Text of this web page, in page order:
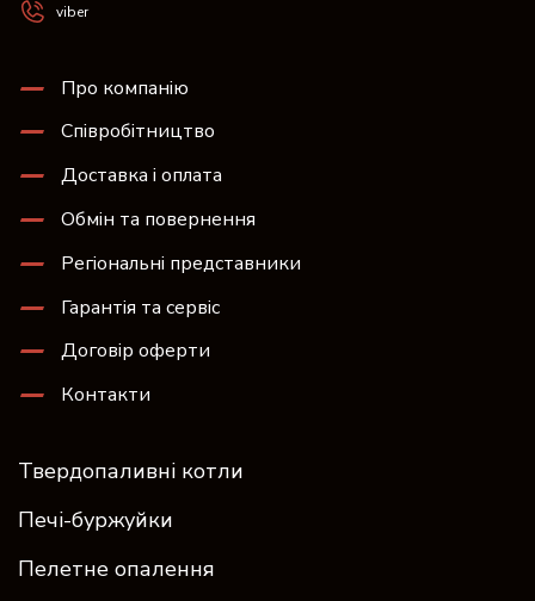
viber
Про компанію
Співробітництво
Доставка і оплата
Обмін та повернення
Регіональні представники
Гарантія та сервіс
Договір оферти
Контакти
Твердопаливні котли
Печі-буржуйки
Пелетне опалення